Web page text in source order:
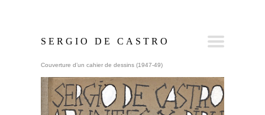
SERGIO DE CASTRO
Couverture d’un cahier de dessins (1947-49)